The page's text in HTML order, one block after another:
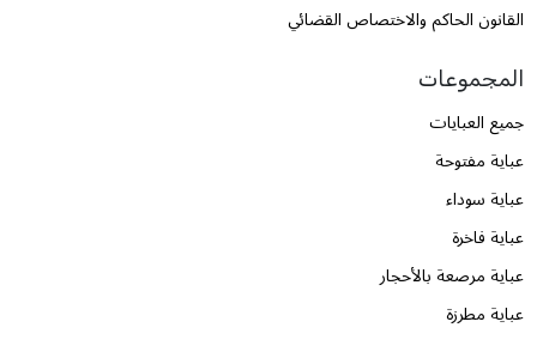
القانون الحاكم والاختصاص القضائي
المجموعات
جميع العبايات
عباية مفتوحة
عباية سوداء
عباية فاخرة
عباية مرصعة بالأحجار
عباية مطرزة